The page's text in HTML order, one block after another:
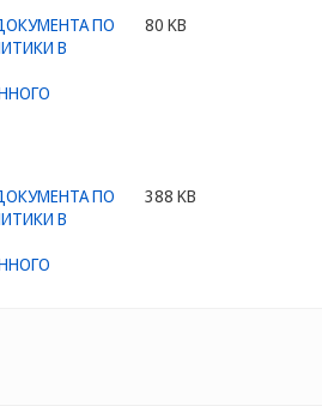
80 KB
388 KB